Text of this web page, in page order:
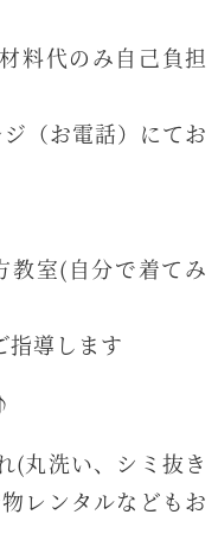
料代のみ自己負担
（お電話）にてお
教室(自分で着てみ
指導します
(丸洗い、シミ抜き
レンタルなどもお